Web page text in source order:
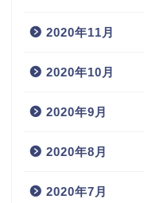
2020年11月
2020年10月
2020年9月
2020年8月
2020年7月